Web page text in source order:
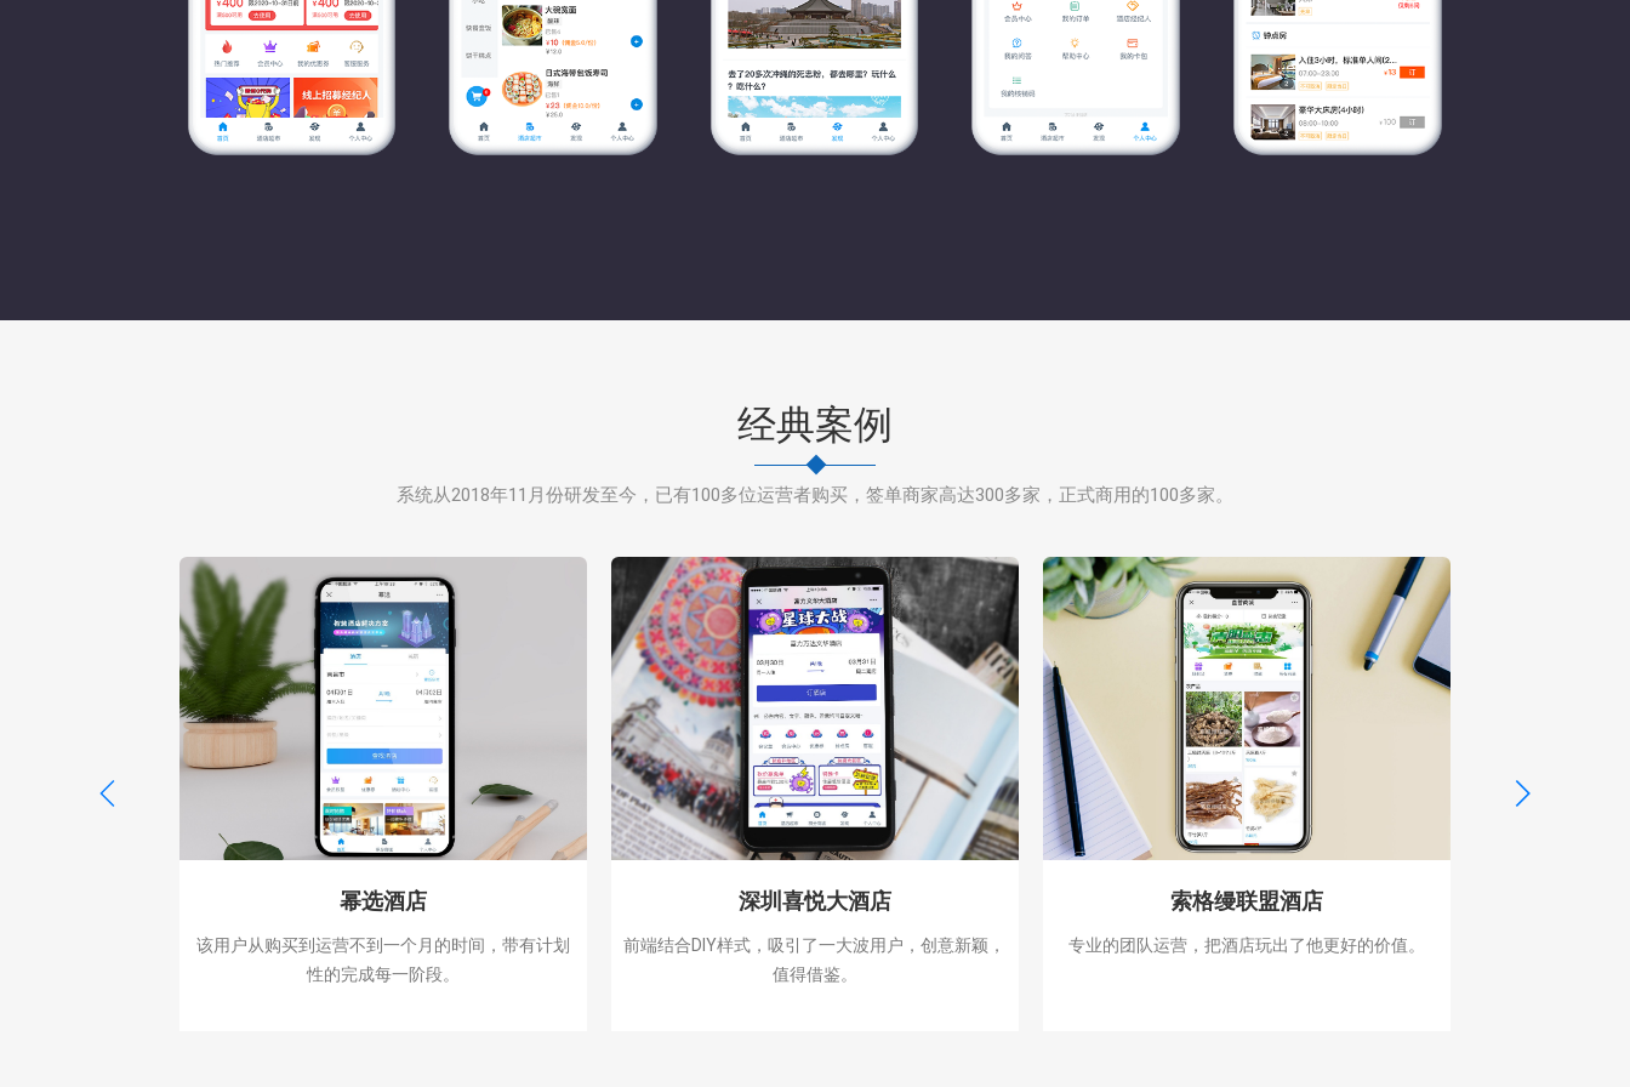
经典案例
系统从2018年11月份研发至今，已有100多位运营者购买，签单商家高达300多家，正式商用的100多家。
幂选酒店
该用户从购买到运营不到一个月的时间，带有计划
性的完成每一阶段。
深圳喜悦大酒店
前端结合DIY样式，吸引了一大波用户，创意新颖，
值得借鉴。
索格缦联盟酒店
专业的团队运营，把酒店玩出了他更好的价值。